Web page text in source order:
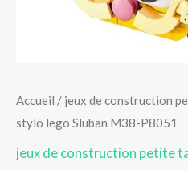
Accueil / jeux de construction
stylo lego Sluban M38-P8051
jeux de construction petite